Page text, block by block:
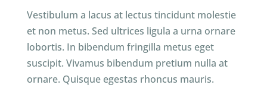
Vestibulum a lacus at lectus tincidunt molestie
et non metus. Sed ultrices ligula a urna ornare
lobortis. In bibendum fringilla metus eget
suscipit. Vivamus bibendum pretium nulla at
ornare. Quisque egestas rhoncus mauris.